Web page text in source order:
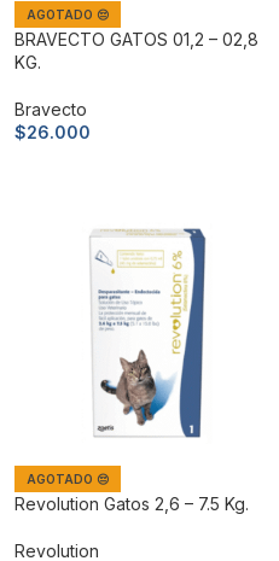
AGOTADO 😔
BRAVECTO GATOS 01,2 – 02,8
KG.
Bravecto
$26.000
AGOTADO 😔
Revolution Gatos 2,6 – 7.5 Kg.
Revolution